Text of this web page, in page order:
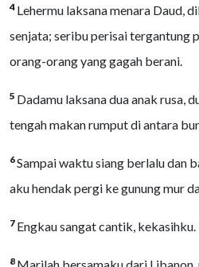
4 Lehermu laksana menara Daud,
senjata; seribu perisai tergantung
orang-orang yang gagah berani.
5 Dadamu laksana dua anak rusa,
tengah makan rumput di antara
6Sampai waktu siang berlalu dan
aku hendak pergi ke gunung mur
7 Engkau sangat cantik,
8